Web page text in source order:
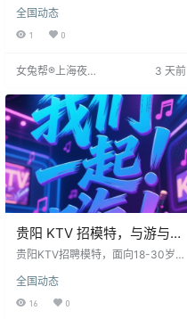
咖啡厅喝下午茶，聊聊天。做指甲
和头发也是重点，南明区美甲店性
情，犒劳自己。
全国动态
1 0
女兔帮®上海夜场
3 天前
贵阳 KTV 招模特，与游与应
酬出差打钱多
贵阳KTV招聘模特，面向18-30岁身
槛低。工作内容包括促销酒水、活
跃气氛、商务应酬、陪同出游及出
差，场景丰富，报酬高。客户层次
全国动态
16 0